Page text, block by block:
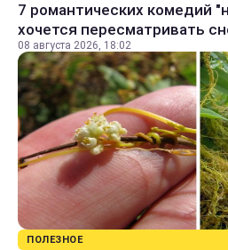
7 романтических комедий
хочется пересматривать
08 августа 2026, 18:02
ПОЛЕЗНОЕ